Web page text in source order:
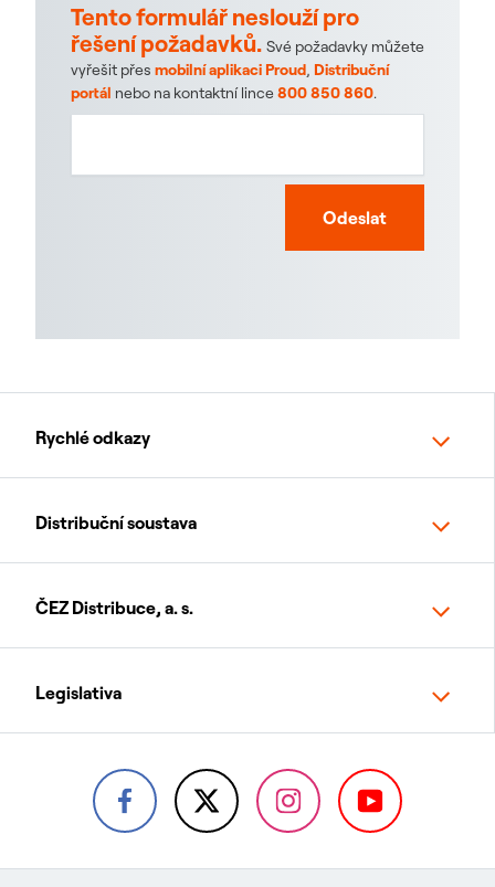
Tento formulář neslouží pro
řešení požadavků. Své požadavky můžete
vyřešit přes mobilní aplikaci Proud, Distribuční
portál nebo na kontaktní lince800 850 860.
Odeslat
Rychlé odkazy
Distribuční soustava
ČEZ Distribuce, a. s.
Legislativa